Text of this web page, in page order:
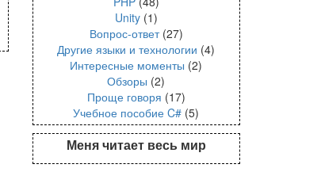
Unity(1)
Вопрос-ответ(27)
Другие языки и технологии (4)
Интересные моменты (2)
Обзоры (2)
Проще говоря (17)
Учебное пособие C# (5)
Меня читает весь мир